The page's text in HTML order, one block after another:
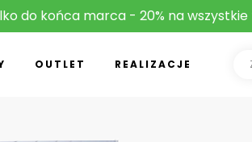
do końca marca - 20% na
OUTLET REALIZACJE